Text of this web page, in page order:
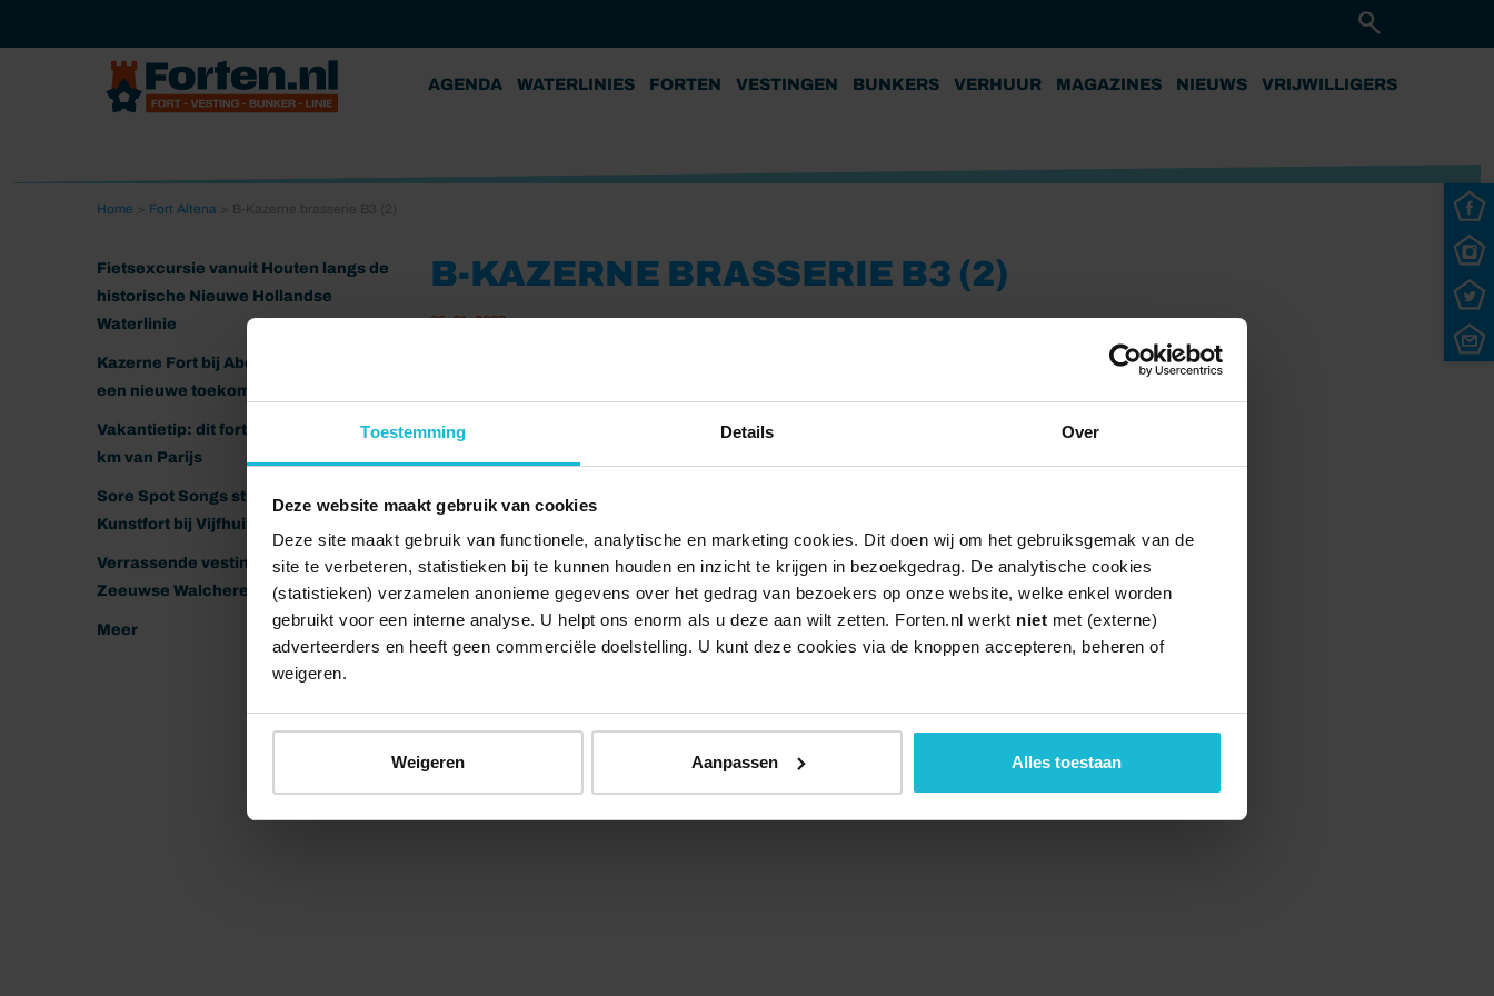
Toestemming Details Over
Deze website maakt gebruik van cookies
Deze site maakt gebruik van functionele, analytische en marketing cookies. Dit doen wij om het gebruiksgemak van de
site te verbeteren, statistieken bij te kunnen houden en inzicht te krijgen in bezoekgedrag. De analytische cookies
(statistieken) verzamelen anonieme gegevens over het gedrag van bezoekers op onze website, welke enkel worden
gebruikt voor een interne analyse. U helpt ons enorm als u deze aan wilt zetten. Forten.nl werkt niet met (externe)
adverteerders en heeft geen commerciële doelstelling. U kunt deze cookies via de knoppen accepteren, beheren of
weigeren.
Weigeren Aanpassen Alles toestaan
AGENDA WATERLINIES FORTEN VESTINGEN BUNKERS VERHUUR MAGAZINES NIEUWS VRIJWILLIGERS
Home Fort Altena
Fietsexcursie vanuit Houten langs de
historische Nieuwe Hollandse
Waterlinie
Kazerne Fort bij Abcoude klaar voor
een nieuwe toekomst
Vakantietip: dit fort ligt nog geen 20
km van Parijs
Sore Spot Songs strijkt neer op het
Kunstfort bij Vijfhuizen
Verrassende vestingen van het
Zeeuwse Walcheren
Meer
B-KAZERNE BRASSERIE B3 (2)
30-01-2023
© 2026 Stichting Forten Nederland Over ons Doneer nu Disclaimer Contact Forten.nl wordt ondersteund door de